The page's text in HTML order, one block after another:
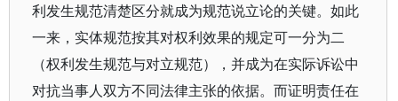
利发生规范清楚区分就成为规范说立论的关键。如此
一来，实体规范按其对权利效果的规定可一分为二
（权利发生规范与对立规范），并成为在实际诉讼中
对抗当事人双方不同法律主张的依据。而证明责任在